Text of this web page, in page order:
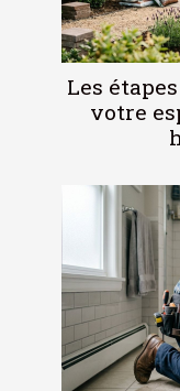
Les
votre